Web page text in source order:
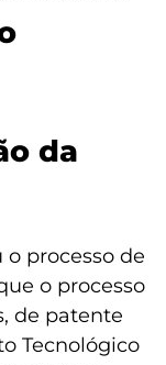
da
processo de
o processo
de patente
Tecnológico